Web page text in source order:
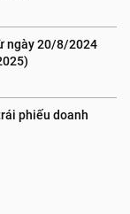
ngày 20/8/2024
phiếu doanh